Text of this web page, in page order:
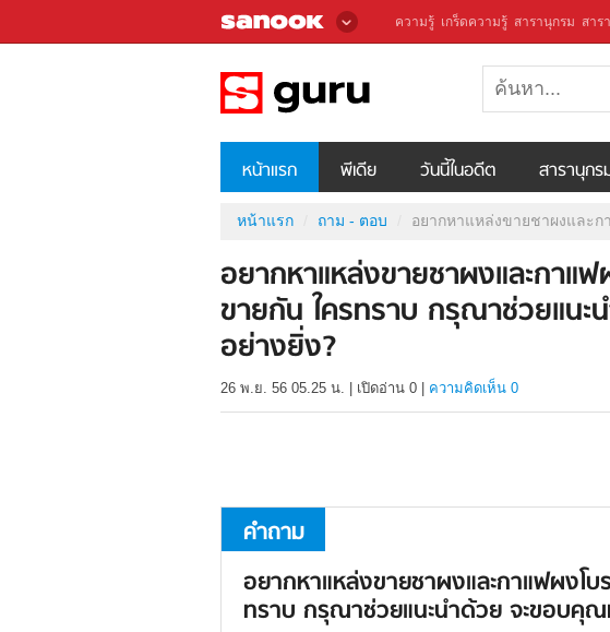
ความรู้ เกร็ดความรู้ สารานุกรม สาร
หน้าแรก พีเดีย วันนี้ในอดีต สารานุกร
หน้าแรก ถาม - ตอบ อยากหาแหล่งขายชาผงและ
อยากหาแหล่งขายชาผงและกาแ
ขายกัน ใครทราบ กรุณาช่วยแนะ
อย่างยิ่ง?
26 พ.ย. 56 05.25 น. เปิดอ่าน 0 ความคิดเห็น 0
คำถาม
อยากหาแหล่งขายชาผงและกาแฟผงโ
ทราบ กรุณาช่วยแนะนำด้วย จะขอบคุ